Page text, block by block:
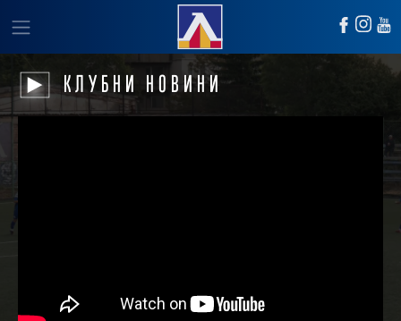
КЛУБНИ НОВИНИ